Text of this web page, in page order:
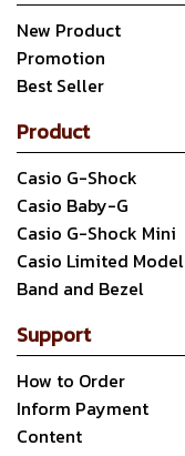
New Product
Promotion
Best Seller
Product
Casio G-Shock
Casio Baby-G
Casio G-Shock Mini
Casio Limited Model
Band and Bezel
Support
How to Order
Inform Payment
Content